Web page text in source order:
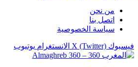
من نحن
اتصل بنا
سياسة الخصوصية
فيسبوك X (Twitter) الانستغرام يوتيوب